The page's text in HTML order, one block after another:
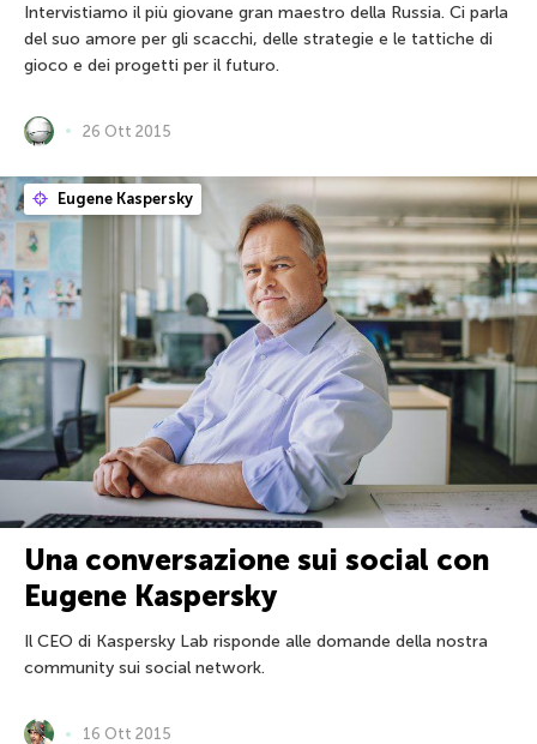
Intervistiamo il più giovane gran maestro della Russia. Ci parla
del suo amore per gli scacchi, delle strategie e le tattiche di
gioco e dei progetti per il futuro.
26 Ott 2015
Eugene Kaspersky
Una conversazione sui social con
Eugene Kaspersky
Il CEO di Kaspersky Lab risponde alle domande della nostra
community sui social network.
16 Ott 2015